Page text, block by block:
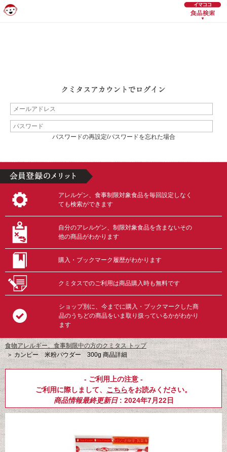
パスワードの再設定/パスワードを忘れた場合
アレルゲン、食事制限対象食品を毎回設定しなく
ても検索ができます
自分のアレルゲン、制限対象食品を含まないその
他の商品がわかります
購入・ブックマーク履歴がわかります
クミタスでのご利用は商品購入時も無料です
ショップ別に、今までに購入・ブックマークした商
品のうちどの商品をいま取り扱っているかがわかり
ます
食物アレルギー、食事制限中の方のクミタス トップ
＞カンピー 米粉パウダー 300g 商品詳細
- ご利用上の注意 -
ご利用に際しまして、 こちらをお読みください。
商品情報最終更新日: 2024年7月22日